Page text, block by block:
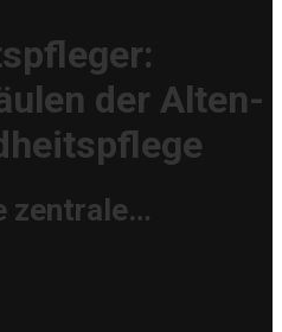
der Alten-
zentrale…